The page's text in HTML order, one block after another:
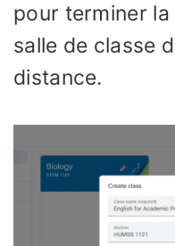
pour terminer
salle de classe
distance.